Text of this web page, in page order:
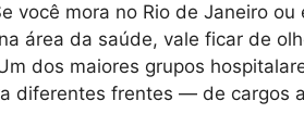
você mora no Rio de Janeiro
área da saúde, vale ficar de
dos maiores grupos
diferentes frentes — de cargos